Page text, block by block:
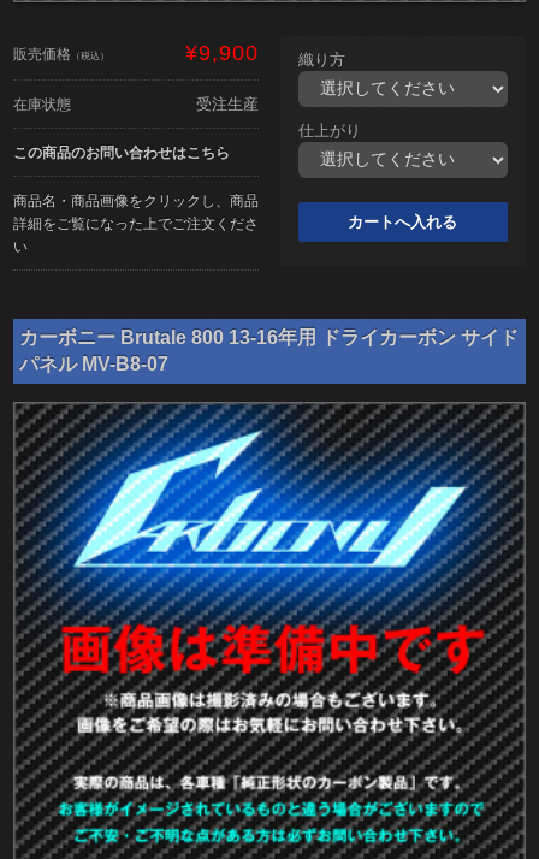
販売価格 （税込） ¥9,900
在庫状態 受注生産
この商品のお問い合わせはこちら
商品名・商品画像をクリックし、商品
詳細をご覧になった上でご注文くださ
い
織り方
仕上がり
カーボニー Brutale 800 13-16年用 ドライカーボン サイド
パネル MV-B8-07